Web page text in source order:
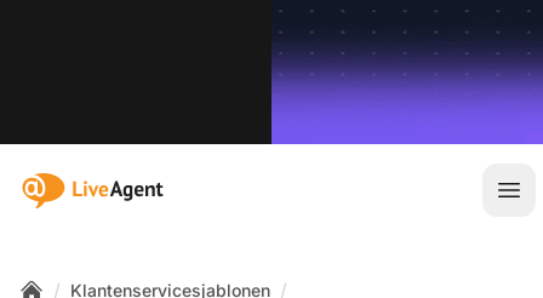
:site.title
/ Klantenservicesjablonen /